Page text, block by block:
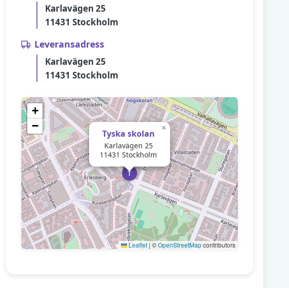
Karlavägen 25
11431 Stockholm
Leveransadress
Karlavägen 25
11431 Stockholm
T
Tyska skolan
Karlavägen 25
11431 Stockholm
×
+
−
Leaflet | ©OpenStreetMapcontributors